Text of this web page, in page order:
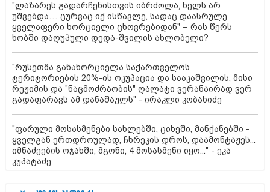
"ლაზარეს გადარჩენისთვის იბრძოლა, ხელს არ
უშვებდა… ცურვაც იქ ისწავლე, სადაც დაასრულე
ყველაფერი ხორციელი ცხოვრებიდან" – რას წერს
ხობში დაღუპული დედა-შვილის ახლობელი?
"რუსეთმა განახორციელა საქართველოს
ტერიტორიების 20%-ის ოკუპაცია და სააკაშვილის, მისი
რეჟიმის და "ნაცმოძრაობის" ღალატი ვერანაირად ვერ
გადაფარავს ამ დანაშაულს" - ირაკლი კობახიძე
"ფარული მოსასმენები სახლებში, ციხეში, მანქანებში -
ყველგან ერთდროულად, ჩხრეკის დროს, დაამონტაჟეს...
იმნაძეების ოჯახში, მგონი, 4 მოსასმენი იყო..." - ეკა
კუპატაძე